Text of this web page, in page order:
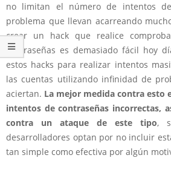
no limitan el número de intentos
problema que llevan acarreando
crear un hack que realice
contraseñas es demasiado fácil hoy
estos hacks para realizar intentos
las cuentas utilizando infinidad de
aciertan. La mejor medida contra esto
intentos de contraseñas incorrectas,
contra un ataque de este tipo,
desarrolladores optan por no incluir
tan simple como efectiva por algún